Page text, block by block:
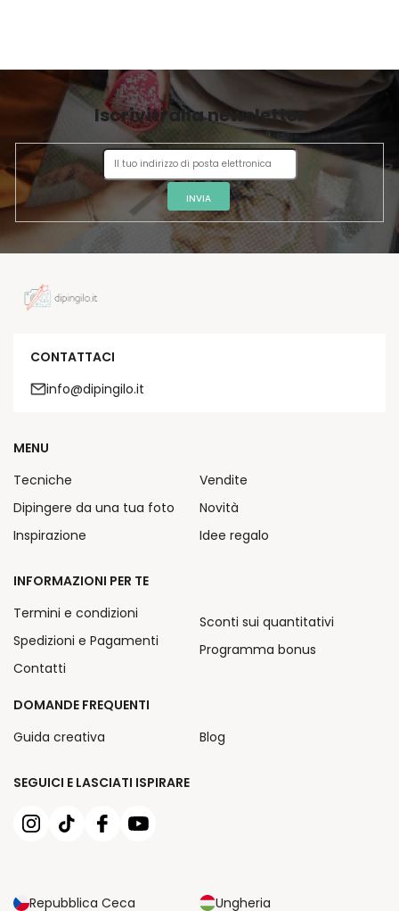
G
I
Iscriviti alla newsletter
INVIA
CONTATTACI
info@dipingilo.it
SEGUICI E LASCIATI ISPIRARE
Repubblica Ceca Ungheria
MENU
Tecniche
Dipingere da una tua foto
Inspirazione
Vendite
Novità
Idee regalo
INFORMAZIONI PER TE
Termini e condizioni
Spedizioni e Pagamenti
Contatti
Sconti sui quantitativi
Programma bonus
DOMANDE FREQUENTI
Guida creativa
Blog